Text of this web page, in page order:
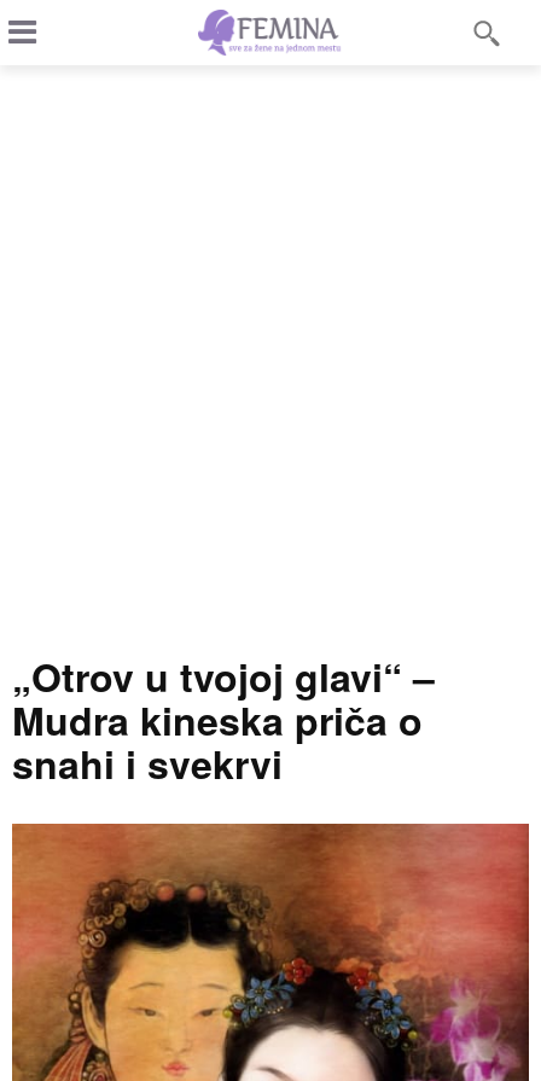
„Otrov u tvojoj glavi“ –
Mudra kineska priča o
snahi i svekrvi